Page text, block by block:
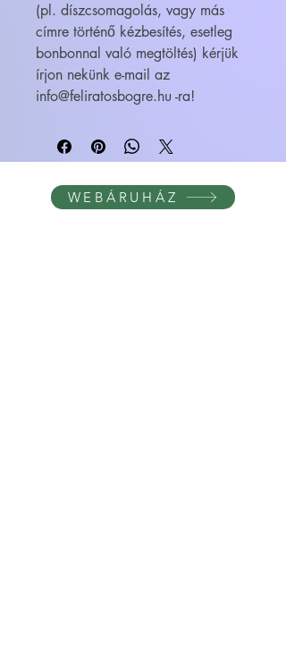
(pl. díszcsomagolás, vagy más
címre történő kézbesítés, esetleg
bonbonnal való megtöltés) kérjük
írjon nekünk e-mail az
info@feliratosbogre.hu -ra!
WEBÁRUHÁZ